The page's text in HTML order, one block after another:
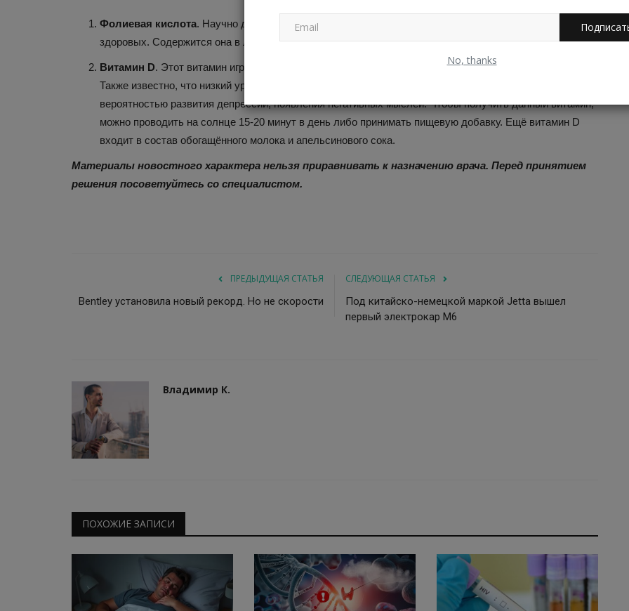
No, thanks
Фолиевая кислота. Научно доказано, что у людей с депрессией уровень этой кислоты ниже, чем у
здоровых. Содержится она в листовой зелени, брокколи, цветной и брюссельской капусте.
Витамин D. Этот витамин играет ключевую роль в психическом здоровье, мыслительных функциях.
Также известно, что низкий уровень витамина D связан с более низким качеством жизни, большей
вероятностью развития депрессии, появления негативных мыслей. Чтобы получить данный витамин,
можно проводить на солнце 15-20 минут в день либо принимать пищевую добавку. Ещё витамин D
входит в состав обогащённого молока и апельсинового сока.
Материалы новостного характера нельзя приравнивать к назначению врача. Перед принятием
решения посоветуйтесь со специалистом.
ПРЕДЫДУЩАЯ СТАТЬЯ
Bentley установила новый рекорд. Но не скорости
СЛЕДУЮЩАЯ СТАТЬЯ
Под китайско-немецкой маркой Jetta вышел
первый электрокар M6
Владимир К.
ПОХОЖИЕ ЗАПИСИ